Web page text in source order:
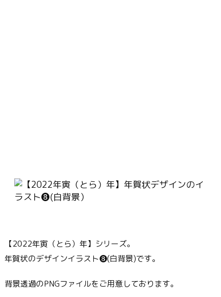
【2022年寅（とら）年】シリーズ。
年賀状のデザインイラスト❽(白背景)です。
背景透過のPNGファイルをご用意しております。